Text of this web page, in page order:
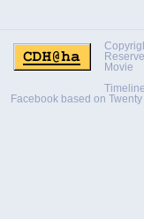
Movie
Facebook based on